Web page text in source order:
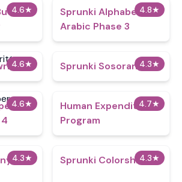
4.6★
Mr
4.8★
Sprunki Alphabet lore
Arabic Phase 3
4.6★ 4.3★
Sprunki Sosoranki
4.6★ 4.7★
Human Expenditure
Program
4.3★ 4.3★
Sprunki Colorshifted